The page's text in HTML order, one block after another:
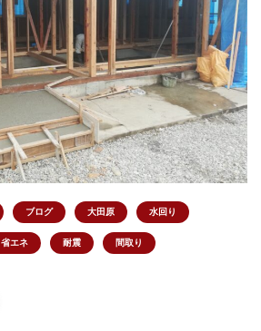
ブログ 大田原 水回り
省エネ 耐震 間取り